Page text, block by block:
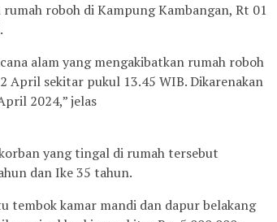
roboh di Kampung Kambangan, Rt 01
alam yang mengakibatkan rumah roboh
April sekitar pukul 13.45 WIB. Dikarenakan
2024,” jelas
yang tingal di rumah tersebut
dan Ike 35 tahun.
tembok kamar mandi dan dapur belakang